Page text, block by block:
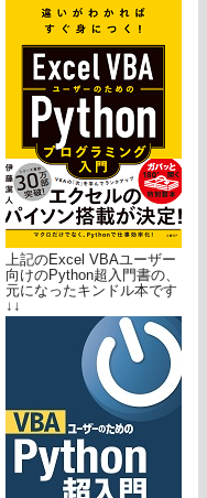
上記のExcel VBAユーザー
向けのPython超入門書の、
元になったキンドル本です
↓↓